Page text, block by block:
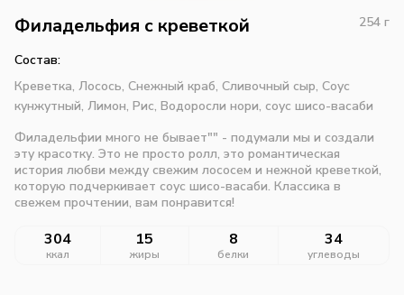
Филадельфия с креветкой 254 г
Состав:
Креветка, Лосось, Снежный краб, Сливочный сыр, Соус
кунжутный, Лимон, Рис, Водоросли нори, соус шисо-васаби
Филадельфии много не бывает"" - подумали мы и создали
эту красотку. Это не просто ролл, это романтическая
история любви между свежим лососем и нежной креветкой,
которую подчеркивает соус шисо-васаби. Классика в
свежем прочтении, вам понравится!
304
ккал
15
жиры
8
белки
34
углеводы